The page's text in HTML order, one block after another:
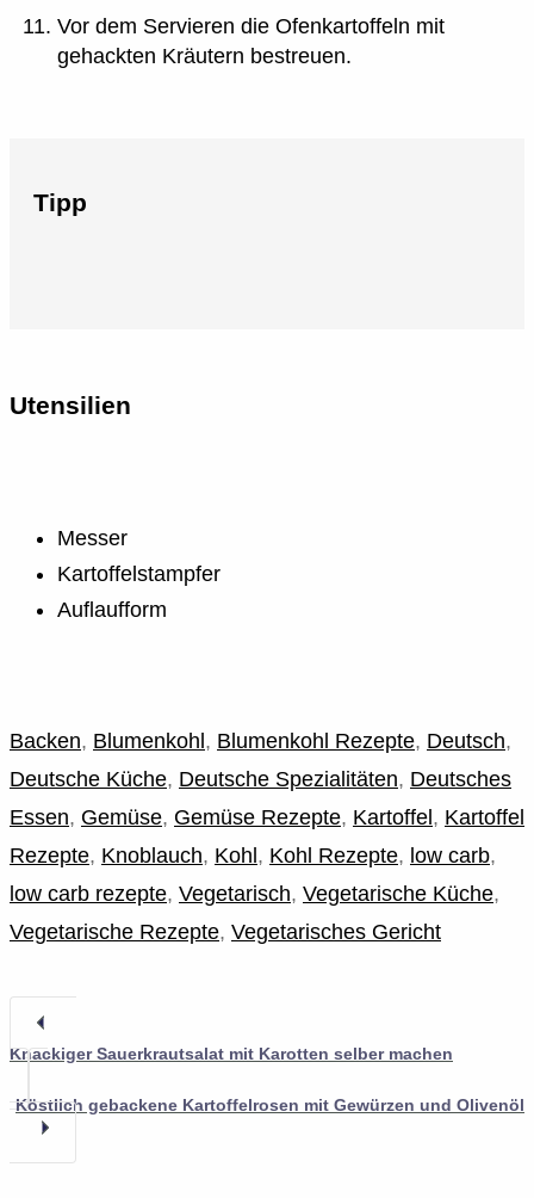
Vor dem Servieren die Ofenkartoffeln mit
gehackten Kräutern bestreuen.
Tipp
Utensilien
Messer
Kartoffelstampfer
Auflaufform
Backen, Blumenkohl , Blumenkohl Rezepte, Deutsch,
Deutsche Küche, Deutsche Spezialitäten, Deutsches
Essen, Gemüse, Gemüse Rezepte, Kartoffel , Kartoffel
Rezepte, Knoblauch, Kohl , Kohl Rezepte, low carb,
low carb rezepte, Vegetarisch, Vegetarische Küche,
Vegetarische Rezepte, Vegetarisches Gericht
Knackiger Sauerkrautsalat mit Karotten selber machen
Köstlich gebackene Kartoffelrosen mit Gewürzen und Olivenöl